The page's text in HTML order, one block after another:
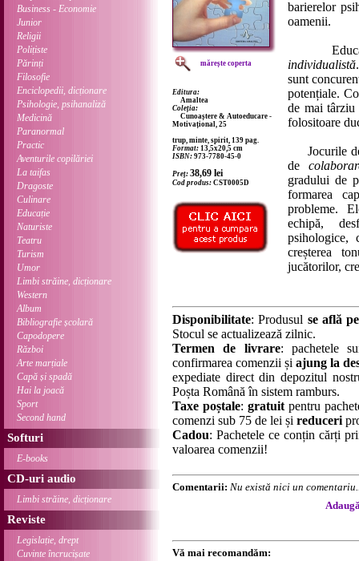
Business - Economie
Junior
Religii
Polițiste
Părinți
Filosofie
Enciclopedii, dicționare
Psihologie, psihanaliză
Medicină
Paranormal
Practic
Aventurile copilăriei
La taifas
Dragoste
Culinare
Educație
Naturiste
Teatru
Turism
Umor
Limbi străine, dicționare
Western
Album
Bibliografie școlară
Capodopere
Război
Arte marțiale
Capă și spadă
Hai la joacă
Sport
Second hand
Softuri
E-books
CD-uri audio
Limbi străine, dicționare
Reviste
Legislație, drept
Cuvinte încrucișate
mărește coperta
Editura:
Amaltea
Coleția:
Cunoaștere & Autoeducare -
Motivațional, 25
trup, minte, spirit, 139 pag.
Format: 13,5x20,5 cm
ISBN: 973-7780-45-0
Preț: 38,69 lei
Cod produs: CST0005D
barierelor
oamenii.
Educația
individualistă
sunt
potențiale.
de mai târziu
folositoare
Jocurile de
de
gradului de
formarea
probleme.
echipă,
psihologice,
creșterea
jucătorilor,
Disponibilitate: Produsul se află
Stocul se actualizează zilnic.
Termen de livrare: pachetele
confirmarea comenzii șiajung la
expediate direct din depozitul
Poșta Română în sistem ramburs.
Taxe poștale: gratuitpentru
comenzi sub 75 de lei și reduceri
Cadou: Pachetele ce conțin cărți
valoarea comenzii!
Comentarii: Nu există nici un
Vă mai recomandăm: